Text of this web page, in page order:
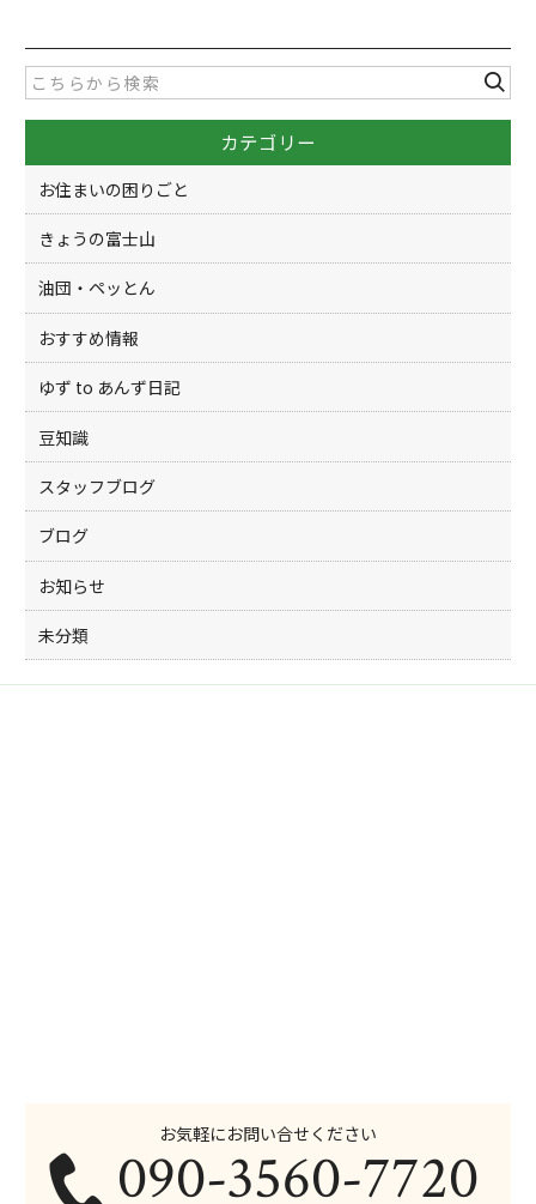
e
b
o
o
k
er
カテゴリー
お住まいの困りごと
きょうの富士山
油団・ペッとん
おすすめ情報
ゆず to あんず日記
豆知識
スタッフブログ
ブログ
お知らせ
未分類
お気軽にお問い合せください
090-3560-7720